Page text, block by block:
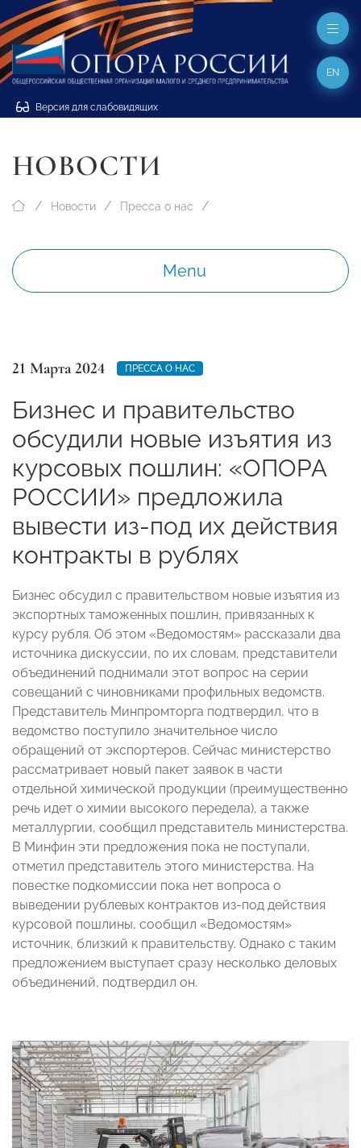
Версия для слабовидящих
EN
НОВОСТИ
Новости Пресса о нас
Menu
21 Марта 2024 ПРЕССА О НАС
Бизнес и правительство
обсудили новые изъятия из
курсовых пошлин: «ОПОРА
РОССИИ» предложила
вывести из-под их действия
контракты в рублях
Бизнес обсудил с правительством новые изъятия из
экспортных таможенных пошлин, привязанных к
курсу рубля. Об этом «Ведомостям» рассказали два
источника дискуссии, по их словам, представители
объединений поднимали этот вопрос на серии
совещаний с чиновниками профильных ведомств.
Представитель Минпромторга подтвердил, что в
ведомство поступило значительное число
обращений от экспортеров. Сейчас министерство
рассматривает новый пакет заявок в части
отдельной химической продукции (преимущественно
речь идет о химии высокого передела), а также
металлургии, сообщил представитель министерства.
В Минфин эти предложения пока не поступали,
отметил представитель этого министерства. На
повестке подкомиссии пока нет вопроса о
выведении рублевых контрактов из-под действия
курсовой пошлины, сообщил «Ведомостям»
источник, близкий к правительству. Однако с таким
предложением выступает сразу несколько деловых
объединений, подтвердил он.